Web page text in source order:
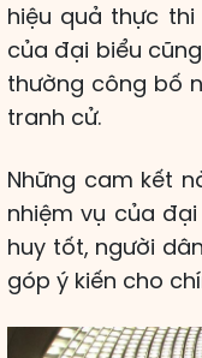
hiệu quả thực
của đại biểu
thường công bố
tranh cử.
Những cam kết
nhiệm vụ của
huy tốt, người
góp ý kiến cho